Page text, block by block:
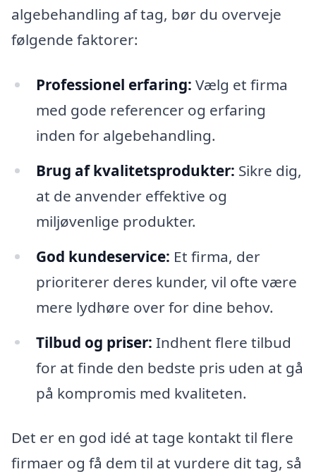
algebehandling af tag, bør du overveje
følgende faktorer:
Professionel erfaring: Vælg et firma
med gode referencer og erfaring
inden for algebehandling.
Brug af kvalitetsprodukter: Sikre dig,
at de anvender effektive og
miljøvenlige produkter.
God kundeservice: Et firma, der
prioriterer deres kunder, vil ofte være
mere lydhøre over for dine behov.
Tilbud og priser: Indhent flere tilbud
for at finde den bedste pris uden at gå
på kompromis med kvaliteten.
Det er en god idé at tage kontakt til flere
firmaer og få dem til at vurdere dit tag, så